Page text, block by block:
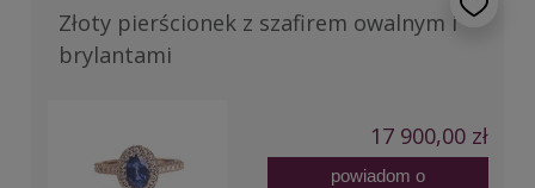
Złoty pierścionek z szafirem owalnym i
brylantami
17 900,00 zł
powiadom o